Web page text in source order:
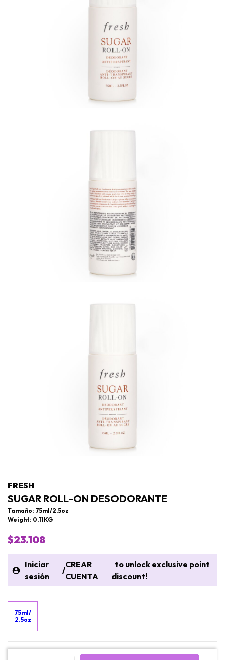
FRESH
SUGAR ROLL-ON DESODORANTE
Tamaño: 75ml/2.5oz
Weight: 0.11KG
$23.108
Iniciar
sesión
/
CREAR
CUENTA
to unlock exclusive point
discount!
75ml/
2.5oz